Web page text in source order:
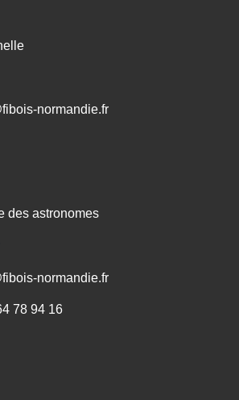
normandie.fr
des astronomes
normandie.fr
78 94 16